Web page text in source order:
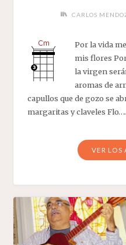
CARLOS
Por la vida
mis flores
la virgen
aromas de
capullos que de gozo se
margaritas y claveles
VER LOS